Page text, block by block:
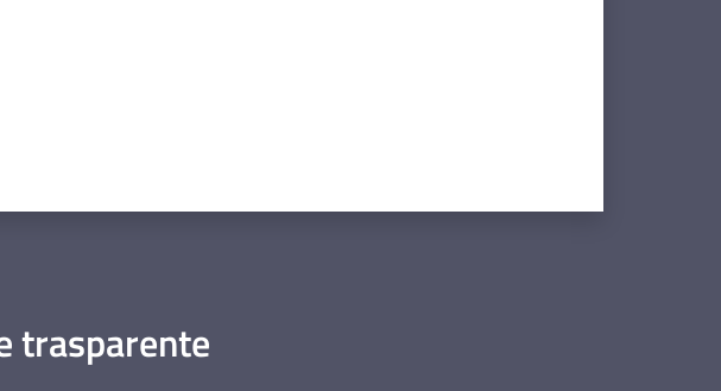
trasparente